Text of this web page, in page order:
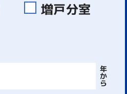
増戸分室
年
か
ら